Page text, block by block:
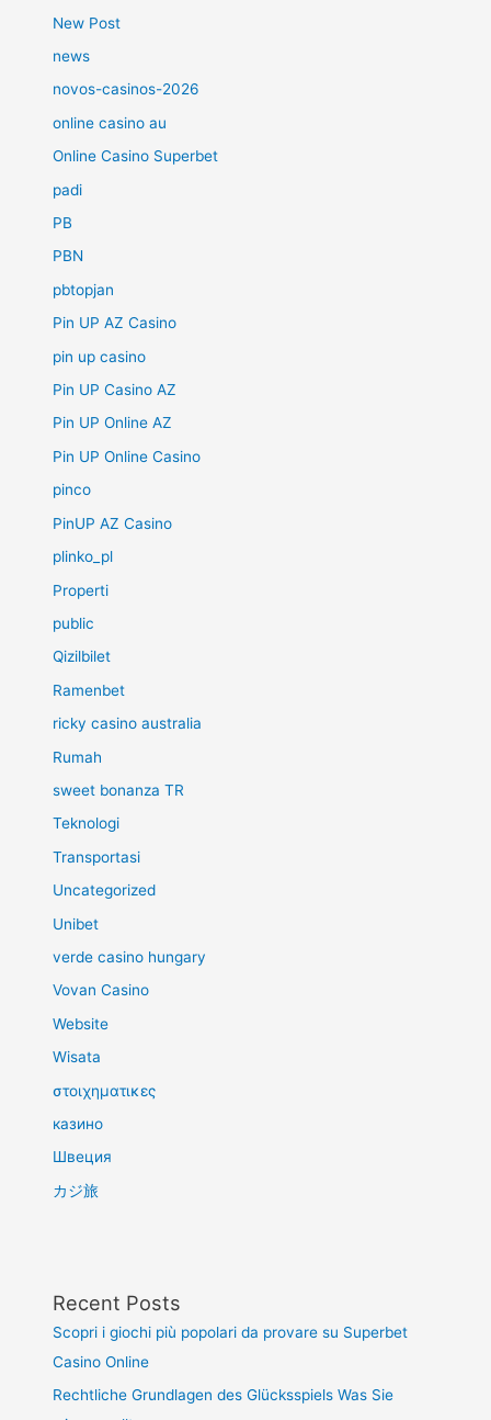
New Post
news
novos-casinos-2026
online casino au
Online Casino Superbet
padi
PB
PBN
pbtopjan
Pin UP AZ Casino
pin up casino
Pin UP Casino AZ
Pin UP Online AZ
Pin UP Online Casino
pinco
PinUP AZ Casino
plinko_pl
Properti
public
Qizilbilet
Ramenbet
ricky casino australia
Rumah
sweet bonanza TR
Teknologi
Transportasi
Uncategorized
Unibet
verde casino hungary
Vovan Casino
Website
Wisata
στοιχηματικες
казино
Швеция
カジ旅
Recent Posts
Scopri i giochi più popolari da provare su Superbet
Casino Online
Rechtliche Grundlagen des Glücksspiels Was Sie